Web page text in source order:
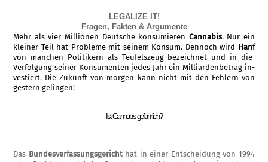
LEGALIZE IT!
Fragen, Fakten & Argumente
Mehr als vier Millionen Deutsche konsumie­ren Cannabis. Nur ein
kleiner Teil hat Pro­bleme mit seinem Konsum. Dennoch wird Hanf
von manchen Politikern als Teufelszeug bezeichnet und in die
Verfolgung seiner Kon­sumenten jedes Jahr ein Milliardenbetrag in­
vestiert. Die Zukunft von morgen kann nicht mit den Fehlern von
gestern gelingen!
Ist Cannabis gefährlich?
Das Bundesverfassungsgerichthat in einer Entscheidung von 1994